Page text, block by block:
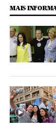
MAIS